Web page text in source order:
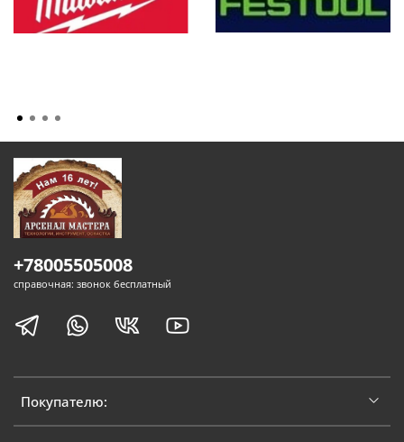
Покупателю:
+78005505008
справочная: звонок бесплатный